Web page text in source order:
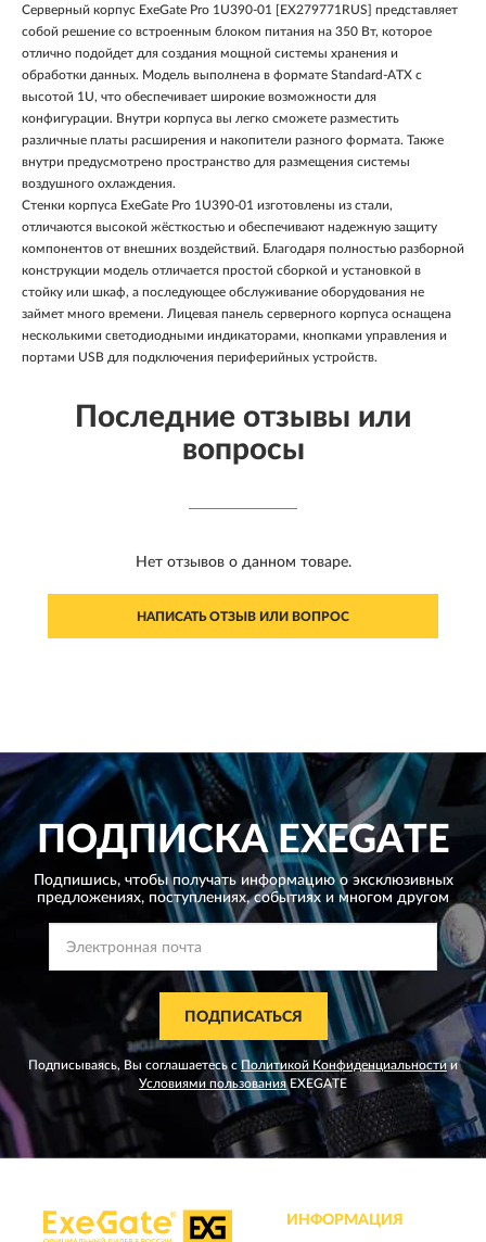
Серверный корпус ExeGate Pro 1U390-01 [EX279771RUS] представляет
собой решение со встроенным блоком питания на 350 Вт, которое
отлично подойдет для создания мощной системы хранения и
обработки данных. Модель выполнена в формате Standard-ATX с
высотой 1U, что обеспечивает широкие возможности для
конфигурации. Внутри корпуса вы легко сможете разместить
различные платы расширения и накопители разного формата. Также
внутри предусмотрено пространство для размещения системы
воздушного охлаждения.
Стенки корпуса ExeGate Pro 1U390-01 изготовлены из стали,
отличаются высокой жёсткостью и обеспечивают надежную защиту
компонентов от внешних воздействий. Благодаря полностью разборной
конструкции модель отличается простой сборкой и установкой в
стойку или шкаф, а последующее обслуживание оборудования не
займет много времени. Лицевая панель серверного корпуса оснащена
несколькими светодиодными индикаторами, кнопками управления и
портами USB для подключения периферийных устройств.
Последние отзывы или
вопросы
Нет отзывов о данном товаре.
НАПИСАТЬ ОТЗЫВ ИЛИ ВОПРОС
ПОДПИСКАEXEGATE
Подпишись, чтобы получать информацию о эксклюзивных
предложениях, поступлениях, событиях и многом другом
ПОДПИСАТЬСЯ
Подписываясь, Вы соглашаетесь сПолитикой Конфиденциальности и
Условиями пользованияEXEGATE
ИНФОРМАЦИЯ